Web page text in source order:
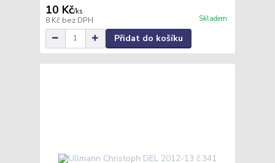
10 Kč/ks
8 Kč bez DPH Skladem
Přidat do košíku